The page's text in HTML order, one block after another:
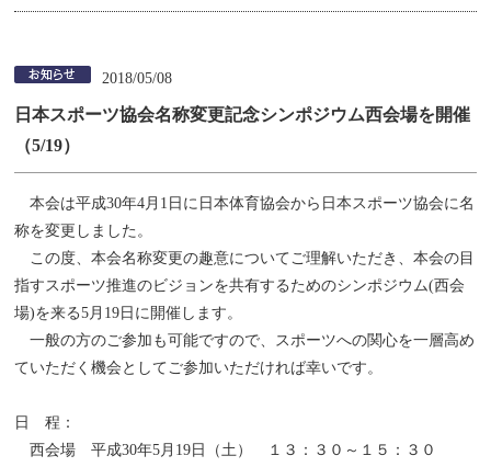
2018/05/08
日本スポーツ協会名称変更記念シンポジウム西会場を開催
（5/19）
本会は平成30年4月1日に日本体育協会から日本スポーツ協会に名
称を変更しました。
この度、本会名称変更の趣意についてご理解いただき、本会の目
指すスポーツ推進のビジョンを共有するためのシンポジウム(西会
場)を来る5月19日に開催します。
一般の方のご参加も可能ですので、スポーツへの関心を一層高め
ていただく機会としてご参加いただければ幸いです。
日 程：
西会場 平成30年5月19日（土） １３：３０～１５：３０